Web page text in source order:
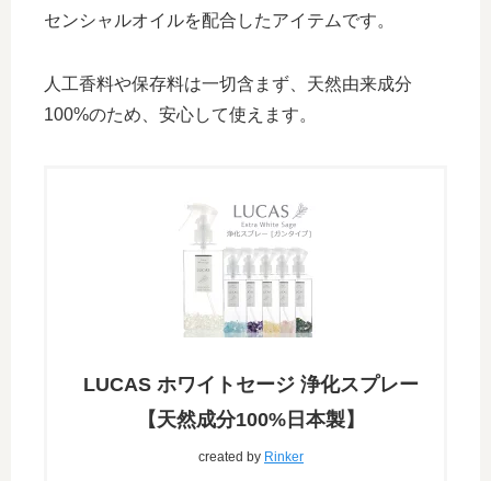
センシャルオイルを配合したアイテムです。
人工香料や保存料は一切含まず、天然由来成分
100%のため、安心して使えます。
LUCAS ホワイトセージ 浄化スプレー
【天然成分100%日本製】
created by Rinker